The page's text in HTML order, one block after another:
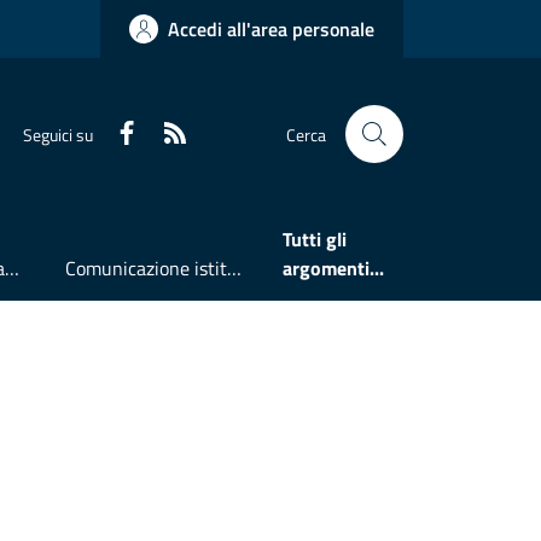
Accedi all'area personale
Seguici su Faceboook Cerca
Accesso all'informazione Comunicazione istituzionale
Tutti gli
argomenti...